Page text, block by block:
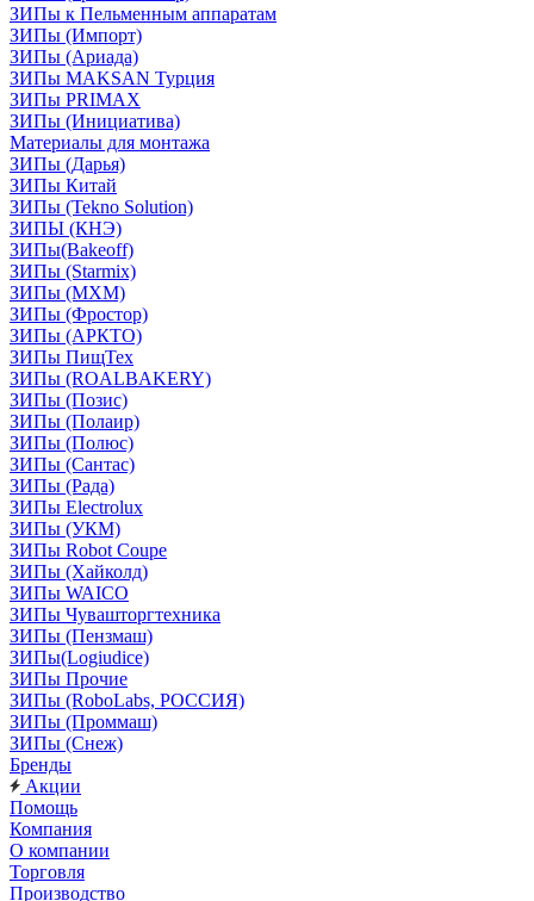
ЗИПы к Пельменным аппаратам
ЗИПы (Импорт)
ЗИПы (Ариада)
ЗИПы MAKSAN Турция
ЗИПы PRIMAX
ЗИПы (Инициатива)
Материалы для монтажа
ЗИПы (Дарья)
ЗИПы Китай
ЗИПы (Tekno Solution)
ЗИПЫ (КНЭ)
ЗИПы(Bakeoff)
ЗИПы (Starmix)
ЗИПы (МХМ)
ЗИПы (Фростор)
ЗИПы (АРКТО)
ЗИПы ПищТех
ЗИПы (ROALBAKERY)
ЗИПы (Позис)
ЗИПы (Полаир)
ЗИПы (Полюс)
ЗИПы (Сантас)
ЗИПы (Рада)
ЗИПы Electrolux
ЗИПы (УКМ)
ЗИПы Robot Coupe
ЗИПы (Хайколд)
ЗИПы WAICO
ЗИПы Чувашторгтехника
ЗИПы (Пензмаш)
ЗИПы(Logiudice)
ЗИПы Прочие
ЗИПы (RoboLabs, РОССИЯ)
ЗИПы (Проммаш)
ЗИПы (Снеж)
Бренды
Акции
Помощь
Компания
О компании
Торговля
Производство